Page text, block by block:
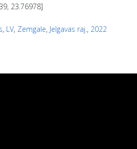
23.76978]
, LV, Zemgale, Jelgavas raj., 2022